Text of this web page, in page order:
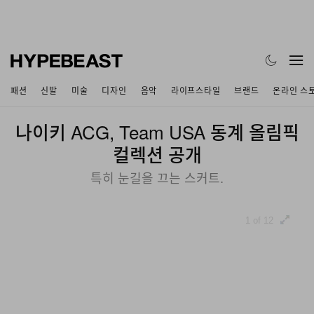
패션 신발 미술 디자인 음악 라이프스타일 브랜드 온라인 스
나이키 ACG, Team USA 동계 올림픽
컬렉션 공개
특히 눈길을 끄는 스커트.